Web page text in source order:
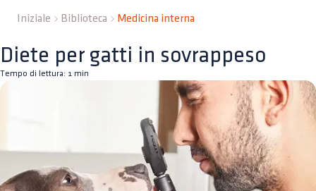
Iniziale Biblioteca Medicina interna
Diete per gatti in sovrappeso
Tempo di lettura: 1 min